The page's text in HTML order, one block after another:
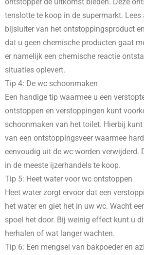
tenslotte te koop in de supermarkt.
bijsluiter van het ontstoppingsproduct
dat u geen chemische producten gaat
er namelijk een chemische reactie
situaties oplevert.
Tip 4: De wc schoonmaken
Een handige tip waarmee u een
ontstoppen en verstoppingen kunt
schoonmaken van het toilet. Hierbij
van een ontstoppingsveer waarmee
eenvoudig uit de wc worden verwijderd.
in de meeste ijzerhandels te koop.
Tip 5: Heet water voor wc ontstoppen
Heet water zorgt ervoor dat een
het water en giet het in uw wc. Wacht
spoel het door. Bij weinig effect kunt u
herhalen of wat langer wachten.
Tip 6: Een mengsel van bakpoeder en